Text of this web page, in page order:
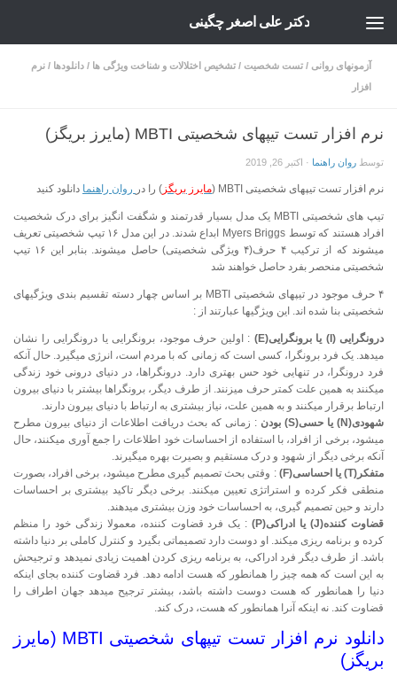
دکتر علی اصغر چگینی
آزمونهای روانی / تست شخصیت / تشخیص اختلالات و شناخت ویژگی ها / دانلودها / نرم
افزار
نرم افزار تست تیپهای شخصیتی MBTI (مایرز بریگز)
توسط روان راهنما · اکتبر 26, 2019
نرم افزار تست تیپهای شخصیتی MBTI ( مایرز بریگز ) را در روان راهنما دانلود کنید
تیپ های شخصیتی MBTI یک مدل بسیار قدرتمند و شگفت انگیز برای درک شخصیت
افراد هستند که توسط Myers Briggs ابداع شدند. در این مدل ۱۶ تیپ شخصیتی تعریف
میشوند که از ترکیب ۴ حرف(۴ ویژگی شخصیتی) حاصل میشوند. بنابر این ۱۶ تیپ
شخصیتی منحصر بفرد حاصل خواهند شد
۴ حرف موجود در تیپهای شخصیتی MBTI بر اساس چهار دسته تقسیم بندی ویژگیهای
شخصیتی بنا شده اند. این ویژگیها عبارتند از :
درونگرایی (I) یا برونگرایی(E)
: اولین حرف موجود، برونگرایی یا درونگرایی را نشان
میدهد. یک فرد برونگرا، کسی است که زمانی که با مردم است، انرژی میگیرد. حال آنکه
فرد درونگرا، در تنهایی خود حس بهتری دارد. درونگراها، در دنیای درونی خود زندگی
میکنند به همین علت کمتر حرف میزنند. از طرف دیگر، برونگراها بیشتر با دنیای بیرون
ارتباط برقرار میکنند و به همین علت، نیاز بیشتری به ارتباط با دنیای بیرون دارند.
شهودی(N) یا حسی(S) بودن
: زمانی که بحث دریافت اطلاعات از دنیای بیرون مطرح
میشود، برخی از افراد، با استفاده از احساسات خود اطلاعات را جمع آوری میکنند، حال
آنکه برخی دیگر از شهود و درک مستقیم و بصیرت بهره میگیرند.
متفکر(T) یا احساسی(F)
: وقتی بحث تصمیم گیری مطرح میشود، برخی افراد، بصورت
منطقی فکر کرده و استراتژی تعیین میکنند. برخی دیگر تاکید بیشتری بر احساسات
دارند و حین تصمیم گیری، به احساسات خود وزن بیشتری میدهند.
قضاوت کننده(J) یا ادراکی(P)
: یک فرد قضاوت کننده، معمولا زندگی خود را منظم
کرده و برنامه ریزی میکند. او دوست دارد تصمیماتی بگیرد و کنترل کاملی بر دنیا داشته
باشد. از طرف دیگر فرد ادراکی، به برنامه ریزی کردن اهمیت زیادی نمیدهد و ترجیحش
به این است که همه چیز را همانطور که هست ادامه دهد. فرد قضاوت کننده بجای اینکه
دنیا را همانطور که هست دوست داشته باشد، بیشتر ترجیح میدهد جهان اطراف را
قضاوت کند. نه اینکه آنرا همانطور که هست، درک کند.
دانلود نرم افزار تست تیپهای شخصیتی MBTI (مایرز
بریگز)